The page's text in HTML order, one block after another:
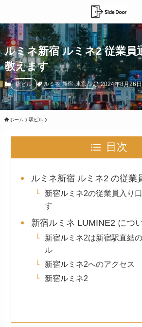
ルミネ新宿 ルミネ2 従業員
教えます
駅ビル ルミネ 新宿 東京都 2024年8月26日
ホーム 駅ビル
目次
ルミネ新宿 ルミネ2 の従業
新宿ルミネ2の従業員入り
す
新宿ルミネ LUMINE2 につ
新宿ルミネ2は新宿駅直結
ル
新宿ルミネ2へのアクセス
新宿ルミネ2